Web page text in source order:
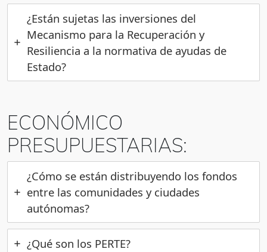
¿Están sujetas las inversiones del
Mecanismo para la Recuperación y
Resiliencia a la normativa de ayudas de
Estado?
ECONÓMICO
PRESUPUESTARIAS:
¿Cómo se están distribuyendo los fondos
entre las comunidades y ciudades
autónomas?
¿Qué son los PERTE?